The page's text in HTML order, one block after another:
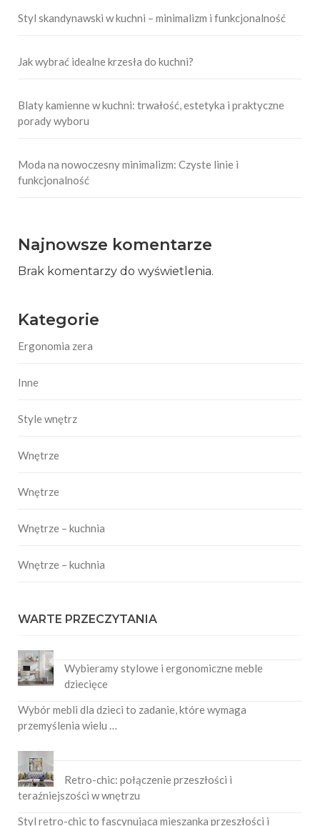
Styl skandynawski w kuchni – minimalizm i funkcjonalność
Jak wybrać idealne krzesła do kuchni?
Blaty kamienne w kuchni: trwałość, estetyka i praktyczne
porady wyboru
Moda na nowoczesny minimalizm: Czyste linie i
funkcjonalność
Najnowsze komentarze
Brak komentarzy do wyświetlenia.
Kategorie
Ergonomia zera
Inne
Style wnętrz
Wnętrze
Wnętrze
Wnętrze – kuchnia
Wnętrze – kuchnia
WARTE PRZECZYTANIA
Wybieramy stylowe i ergonomiczne meble
dziecięce
Wybór mebli dla dzieci to zadanie, które wymaga
przemyślenia wielu …
Retro-chic: połączenie przeszłości i
teraźniejszości w wnętrzu
Styl retro-chic to fascynująca mieszanka przeszłości i